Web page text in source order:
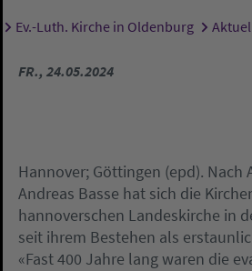
Sie sind hier:
Ev.-Luth. Kirche in Oldenburg
FR., 24.05.2024
Hannover; Göttingen (epd). Nach
Andreas Basse hat sich die
hannoverschen Landeskirche in
seit ihrem Bestehen als
«Fast 400 Jahre lang waren die